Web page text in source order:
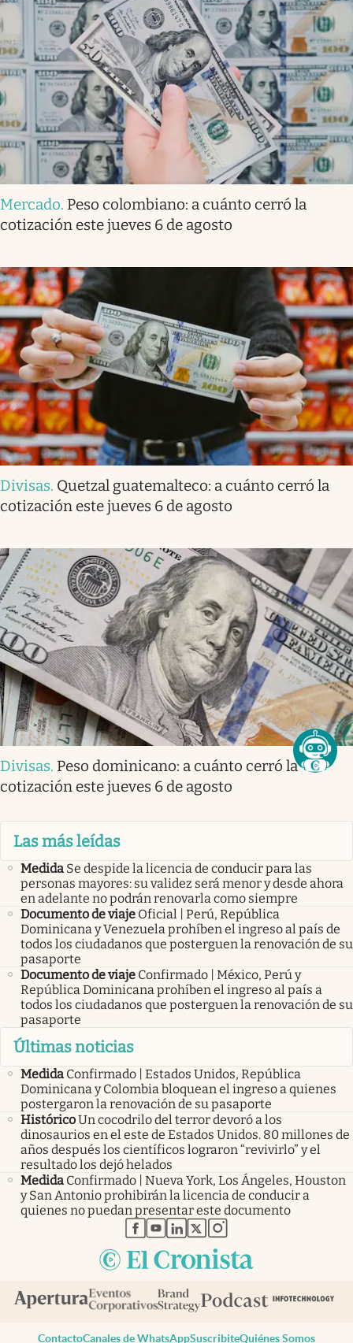
Mercado. Peso colombiano: a cuánto cerró la
cotización este jueves 6 de agosto
Divisas. Quetzal guatemalteco: a cuánto cerró la
cotización este jueves 6 de agosto
Divisas. Peso dominicano: a cuánto cerró la
cotización este jueves 6 de agosto
Las más leídas
Medida Se despide la licencia de conducir para las
personas mayores: su validez será menor y desde ahora
en adelante no podrán renovarla como siempre
Documento de viaje Oficial | Perú, República
Dominicana y Venezuela prohíben el ingreso al país de
todos los ciudadanos que posterguen la renovación de su
pasaporte
Documento de viaje Confirmado | México, Perú y
República Dominicana prohíben el ingreso al país a
todos los ciudadanos que posterguen la renovación de su
pasaporte
Últimas noticias
Medida Confirmado | Estados Unidos, República
Dominicana y Colombia bloquean el ingreso a quienes
postergaron la renovación de su pasaporte
HistóricoUn cocodrilo del terror devoró a los
dinosaurios en el este de Estados Unidos. 80 millones de
años después los científicos lograron “revivirlo” y el
resultado los dejó helados
Medida Confirmado | Nueva York, Los Ángeles, Houston
y San Antonio prohibirán la licencia de conducir a
quienes no puedan presentar este documento
abre en nueva pestaña
abre en nueva pestaña
abre en nueva pestaña
abre en nueva pestaña
abre en nueva pestaña
ContactoCanales de WhatsAppSuscribiteQuiénes Somos